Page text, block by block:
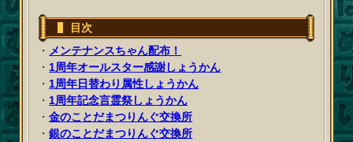
目次
・ メンテナンスちゃん配布！
・ 1周年オールスター感謝しょうかん
・ 1周年日替わり属性しょうかん
・ 1周年記念言霊祭しょうかん
・金のことだまつりんぐ交換所
・銀のことだまつりんぐ交換所